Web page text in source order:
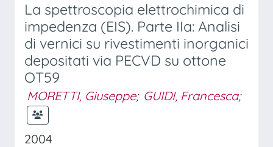
La spettroscopia elettrochimica di
impedenza (EIS). Parte IIa: Analisi
di vernici su rivestimenti inorganici
depositati via PECVD su ottone
OT59
MORETTI, Giuseppe; GUIDI, Francesca;
2004